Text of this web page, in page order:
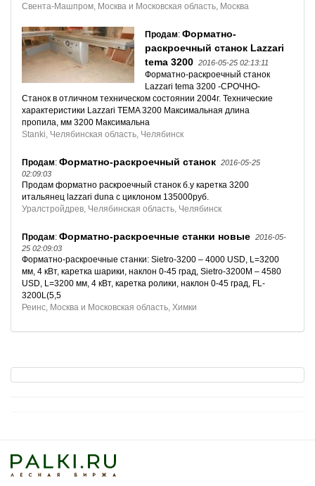
Свента-Машпром, Москва и Московская область, Москва
Продам: Форматно-
раскроечный станок Lazzari
tema 3200 2016-05-25 02:13:11
Форматно-раскроечный станок
Lazzari tema 3200 -СРОЧНО-
Станок в отличном техническом состоянии 2004г. Технические
характеристики Lazzari TEMA 3200 Максимальная длина
пропила, мм 3200 Максимальна
Stanki, Челябинская область, Челябинск
Продам: Форматно-раскроечный станок 2016-05-25
02:09:03
Продам форматно раскроечный станок б.у каретка 3200
итальянец lazzari duna с циклоном 135000руб.
Уралстройдрев, Челябинская область, Челябинск
Продам: Форматно-раскроечные станки новые 2016-05-
25 02:09:03
Форматно-раскроечные станки: Sietro-3200 – 4000 USD, L=3200
мм, 4 кВт, каретка шарики, наклон 0-45 град, Sietro-3200М – 4580
USD, L=3200 мм, 4 кВт, каретка ролики, наклон 0-45 град, FL-
3200L(5,5
Реинс, Москва и Московская область, Химки